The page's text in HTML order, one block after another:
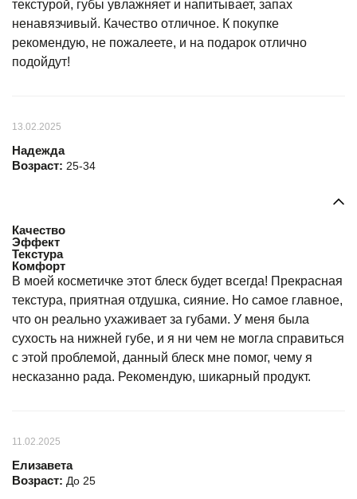
текстурой, губы увлажняет и напитывает, запах
ненавязчивый. Качество отличное. К покупке
рекомендую, не пожалеете, и на подарок отлично
подойдут!
13.02.2025
Надежда
Возраст: 25-34
Качество
Эффект
Текстура
Комфорт
В моей косметичке этот блеск будет всегда! Прекрасная
текстура, приятная отдушка, сияние. Но самое главное,
что он реально ухаживает за губами. У меня была
сухость на нижней губе, и я ни чем не могла справиться
с этой проблемой, данный блеск мне помог, чему я
несказанно рада. Рекомендую, шикарный продукт.
11.02.2025
Елизавета
Возраст: До 25